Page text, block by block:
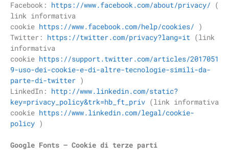
Facebook: https://www.facebook.com/about/privacy/ (
link informativa
cookie https://www.facebook.com/help/cookies/ )
Twitter: https://twitter.com/privacy?lang=it (link
informativa
cookie https://support.twitter.com/articles/2017051
9-uso-dei-cookie-e-di-altre-tecnologie-simili-da-
parte-di-twitter )
LinkedIn: http://www.linkedin.com/static?
key=privacy_policy&trk=hb_ft_priv (link informativa
cookie https://www.linkedin.com/legal/cookie-
policy )
Google Fonts – Cookie di terze parti